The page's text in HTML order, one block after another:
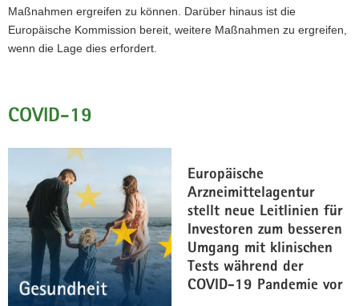
Maßnahmen ergreifen zu können. Darüber hinaus ist die
Europäische Kommission bereit, weitere Maßnahmen zu ergreifen,
wenn die Lage dies erfordert.
COVID-19
Europäische
Arzneimittelagentur
stellt neue Leitlinien für
Investoren zum besseren
Umgang mit klinischen
Tests während der
COVID-19 Pandemie vor